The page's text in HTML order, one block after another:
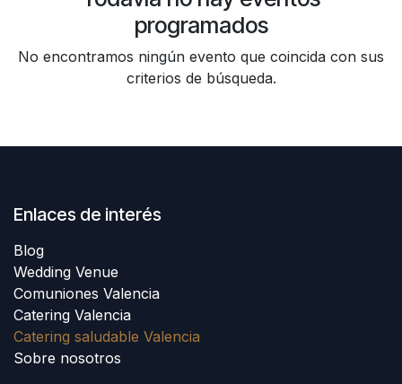
programados
No encontramos ningún evento que coincida con sus
criterios de búsqueda.
Enlaces de interés
Blog
Wedding Venue
Comuniones Valencia
Catering Valencia
Catering saludable Valencia
Sobre nosotros